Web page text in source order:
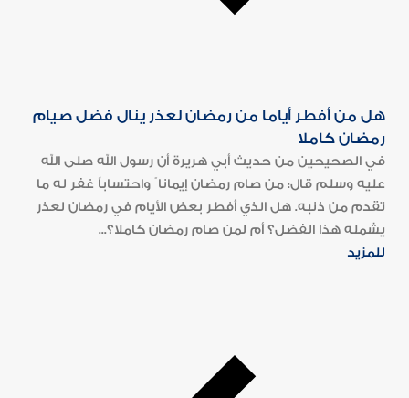
هل من أفطر أياما من رمضان لعذر ينال فضل صيام
رمضان كاملا
في الصحيحين من حديث أبي هريرة أن رسول الله صلى الله
عليه وسلم قال: من صام رمضان إيمانا ً واحتساباً غفر له ما
تقدم من ذنبه. هل الذي أفطر بعض الأيام في رمضان لعذر
يشمله هذا الفضل؟ أم لمن صام رمضان كاملا؟...
للمزيد